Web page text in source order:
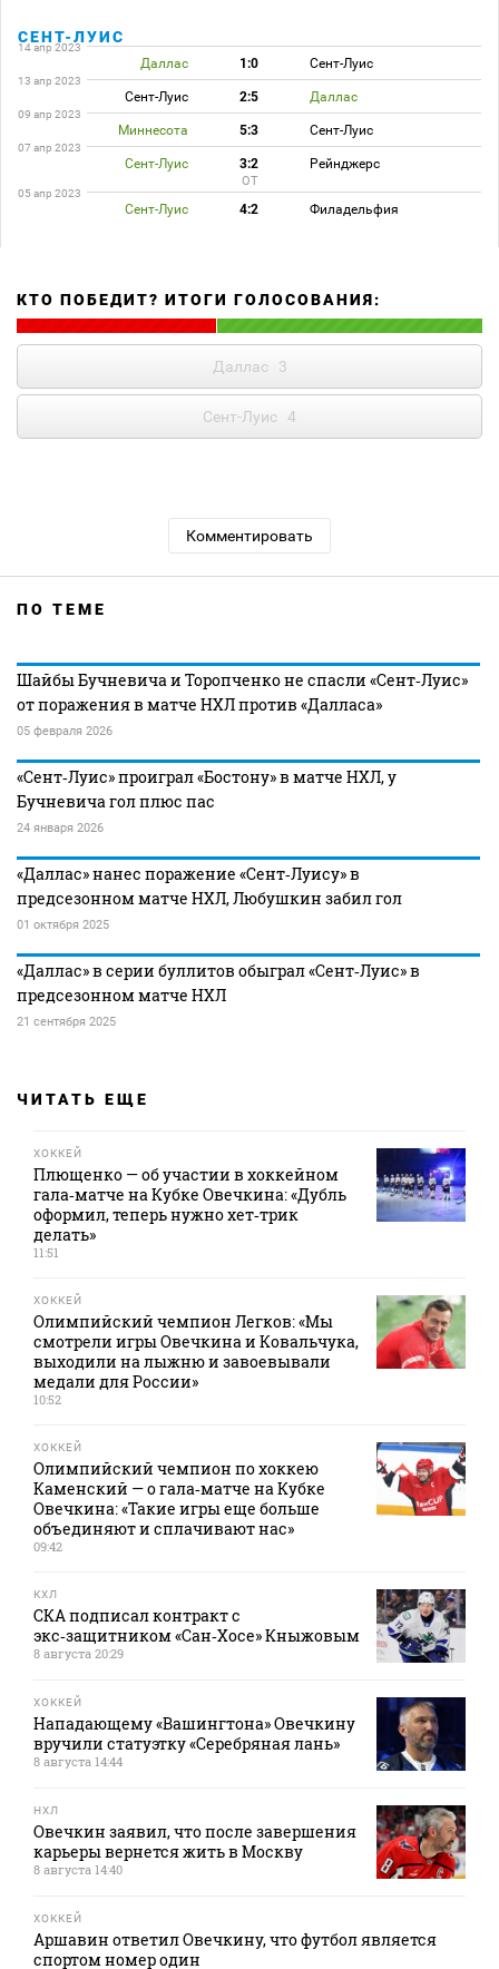
СЕНТ-ЛУИС
14 апр 2023
Даллас 1:0 Сент-Луис
13 апр 2023
Сент-Луис 2:5 Даллас
09 апр 2023
Миннесота 5:3 Сент-Луис
07 апр 2023
Сент-Луис 3:2 Рейнджерс
ОТ
05 апр 2023
Сент-Луис 4:2 Филадельфия
КТО ПОБЕДИТ? ИТОГИ ГОЛОСОВАНИЯ:
Даллас 3
Сент-Луис 4
Комментировать
ПО ТЕМЕ
Шайбы Бучневича и Торопченко не спасли «Сент‑Луис»
от поражения в матче НХЛ против «Далласа»
05 февраля 2026
«Сент‑Луис» проиграл «Бостону» в матче НХЛ, у
Бучневича гол плюс пас
24 января 2026
«Даллас» нанес поражение «Сент‑Луису» в
предсезонном матче НХЛ, Любушкин забил гол
01 октября 2025
«Даллас» в серии буллитов обыграл «Сент‑Луис» в
предсезонном матче НХЛ
21 сентября 2025
ЧИТАТЬ ЕЩЕ
ХОККЕЙ
Плющенко — об участии в хоккейном
гала‑матче на Кубке Овечкина: «Дубль
оформил, теперь нужно хет‑трик
делать»
11:51
ХОККЕЙ
Олимпийский чемпион Легков: «Мы
смотрели игры Овечкина и Ковальчука,
выходили на лыжню и завоевывали
медали для России»
10:52
ХОККЕЙ
Олимпийский чемпион по хоккею
Каменский — о гала‑матче на Кубке
Овечкина: «Такие игры еще больше
объединяют и сплачивают нас»
09:42
КХЛ
СКА подписал контракт с
экс‑защитником «Сан‑Хосе» Кныжовым
8 августа 20:29
ХОККЕЙ
Нападающему «Вашингтона» Овечкину
вручили статуэтку «Серебряная лань»
8 августа 14:44
НХЛ
Овечкин заявил, что после завершения
карьеры вернется жить в Москву
8 августа 14:40
ХОККЕЙ
Аршавин ответил Овечкину, что футбол является
спортом номер один